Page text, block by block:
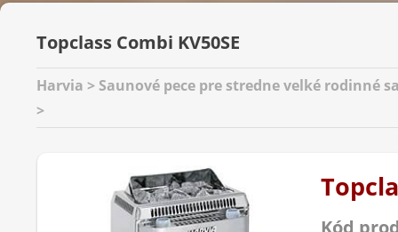
Topclass Combi KV50SE
Harvia > Saunové pece pre stredne velké rodinné
>
Kód